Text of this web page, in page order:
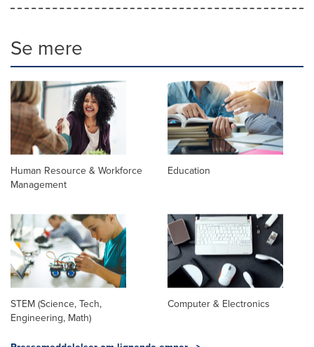
Se mere
Human Resource & Workforce
Management
Education
STEM (Science, Tech,
Engineering, Math)
Computer & Electronics